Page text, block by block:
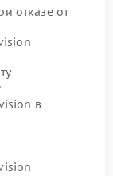
отказе от
в